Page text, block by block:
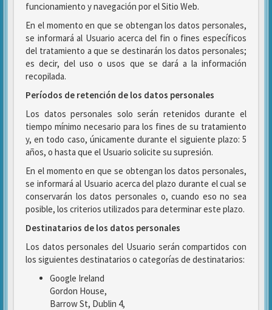
funcionamiento y navegación por el Sitio Web.
En el momento en que se obtengan los datos personales,
se informará al Usuario acerca del fin o fines específicos
del tratamiento a que se destinarán los datos personales;
es decir, del uso o usos que se dará a la información
recopilada.
Períodos de retención de los datos personales
Los datos personales solo serán retenidos durante el
tiempo mínimo necesario para los fines de su tratamiento
y, en todo caso, únicamente durante el siguiente plazo: 5
años, o hasta que el Usuario solicite su supresión.
En el momento en que se obtengan los datos personales,
se informará al Usuario acerca del plazo durante el cual se
conservarán los datos personales o, cuando eso no sea
posible, los criterios utilizados para determinar este plazo.
Destinatarios de los datos personales
Los datos personales del Usuario serán compartidos con
los siguientes destinatarios o categorías de destinatarios:
Google Ireland
Gordon House,
Barrow St, Dublin 4,